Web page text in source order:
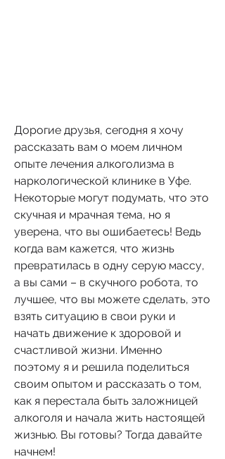
Дорогие друзья, сегодня я хочу
рассказать вам о моем личном
опыте лечения алкоголизма в
наркологической клинике в Уфе.
Некоторые могут подумать, что это
скучная и мрачная тема, но я
уверена, что вы ошибаетесь! Ведь
когда вам кажется, что жизнь
превратилась в одну серую массу,
а вы сами – в скучного робота, то
лучшее, что вы можете сделать, это
взять ситуацию в свои руки и
начать движение к здоровой и
счастливой жизни. Именно
поэтому я и решила поделиться
своим опытом и рассказать о том,
как я перестала быть заложницей
алкоголя и начала жить настоящей
жизнью. Вы готовы? Тогда давайте
начнем!